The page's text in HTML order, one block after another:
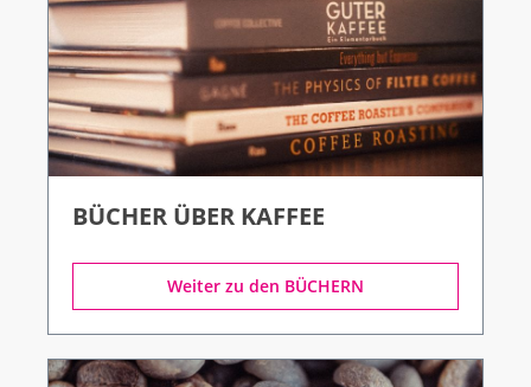
BÜCHER ÜBER KAFFEE
Weiter zu den BÜCHERN